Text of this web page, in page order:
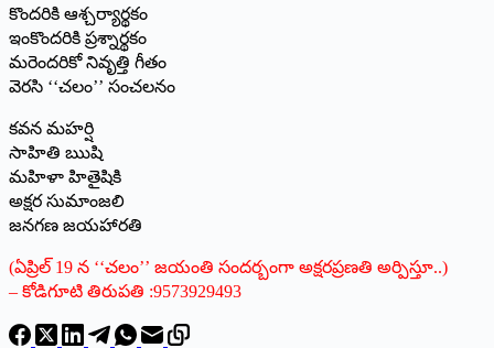
కొందరికి ఆశ్చర్యార్థకం
ఇంకొందరికి ప్రశ్నార్థకం
మరెందరికో నివృత్తి గీతం
వెరసి ‘‘చలం’’ సంచలనం
కవన మహర్షి
సాహితి ఋషి
మహిళా హితైషికి
అక్షర సుమాంజలి
జనగణ జయహారతి
(ఏప్రిల్‌ 19 ‌న ‘‘చలం’’ జయంతి సందర్బంగా అక్షరప్రణతి అర్పిస్తూ..)
– కోడిగూటి తిరుపతి :9573929493